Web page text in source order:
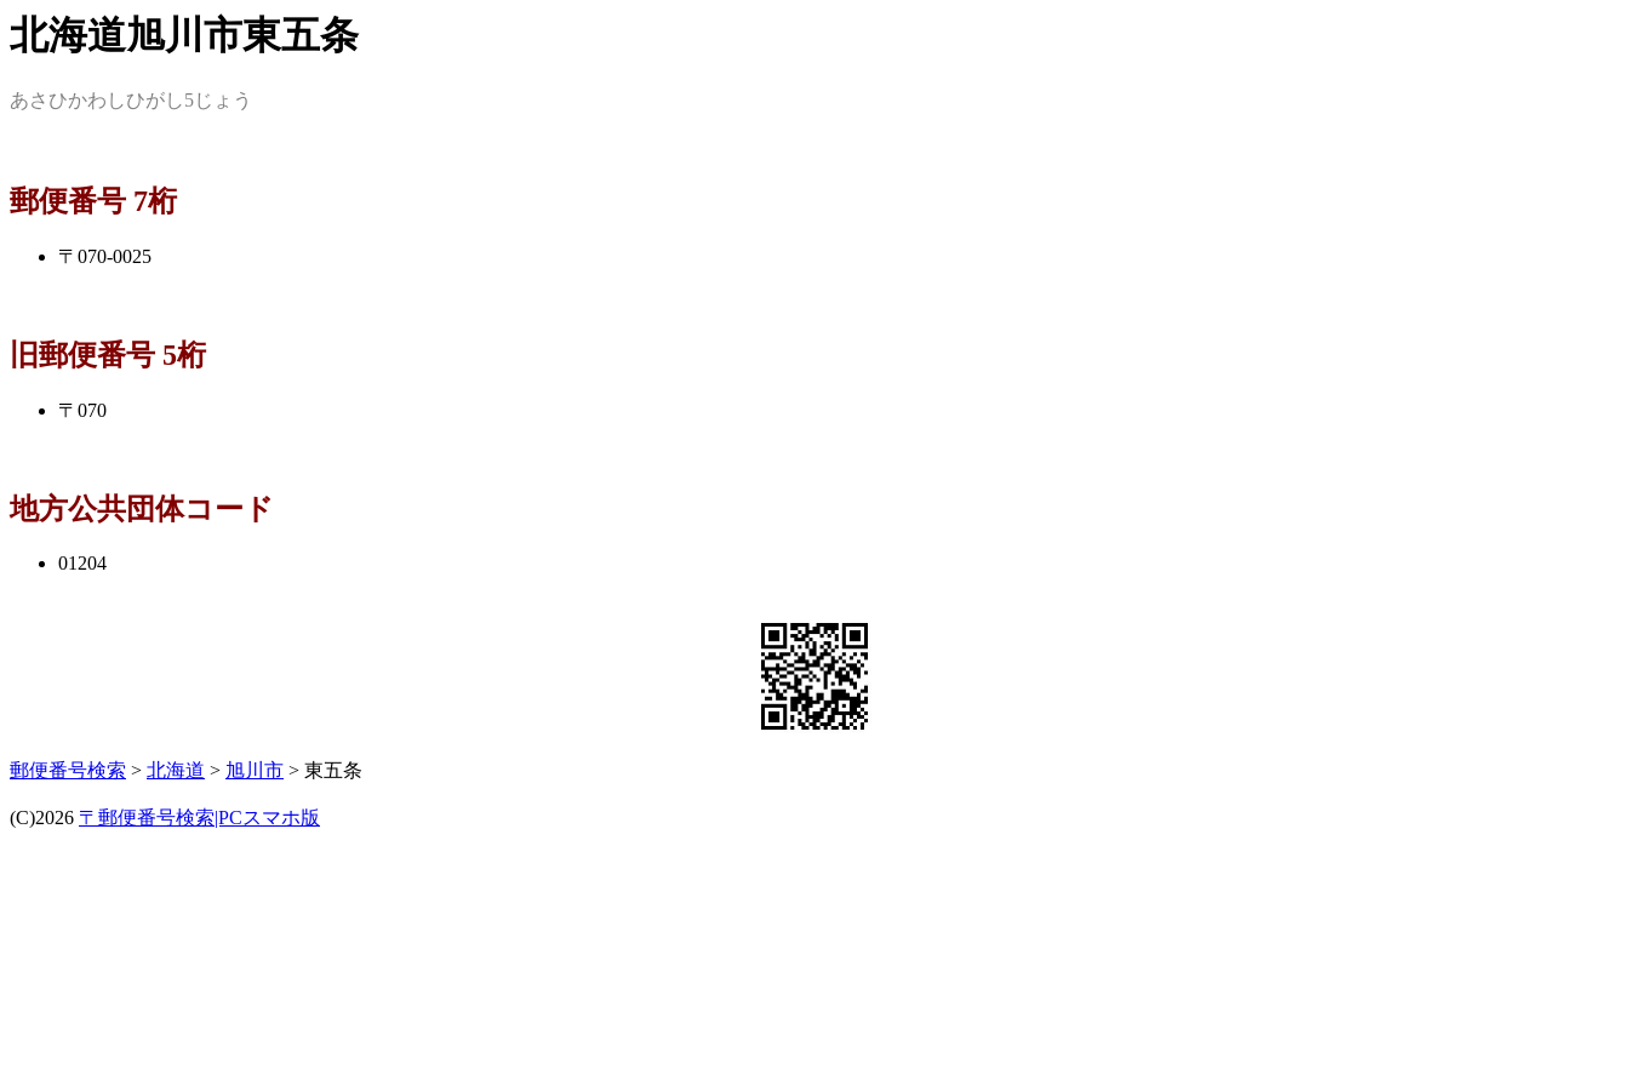
北海道旭川市東五条
あさひかわしひがし5じょう
郵便番号 7桁
〒070-0025
旧郵便番号 5桁
〒070
地方公共団体コード
01204
郵便番号検索 > 北海道 > 旭川市 > 東五条
(C)2026 〒郵便番号検索|PCスマホ版